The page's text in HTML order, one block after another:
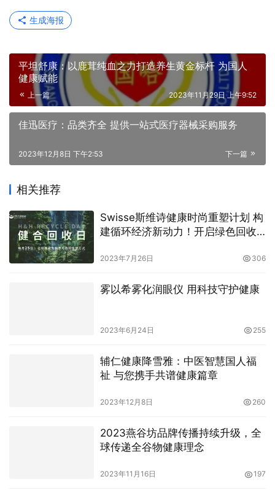
生成海报
平坦舒康：以鹿茸纯血之力打造养生黄金标杆 为国人
健康赋能
上一篇 2023年11月29日 上午9:52
佳迅医疗：品类齐全 提供一站式医疗器械采购服务
下一篇
2023年12月8日 下午2:53
相关推荐
Swisse斯维诗健康时尚重塑计划 构
建循环经济新动力！开启绿色回收
2023年7月26日 306
雾以希雾化润眼仪 用科技守护健康
2023年6月24日 255
辅仁健康降雪雅：中医智慧国人福
祉 与您携手共谱健康篇章
2023年12月8日 260
2023燕谷坊品牌传播持续升级，全
球传递全谷物健康理念
2023年11月16日 197